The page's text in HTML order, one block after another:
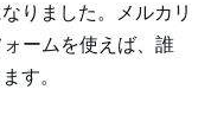
りました。メルカリ
ームを使えば、誰
す。